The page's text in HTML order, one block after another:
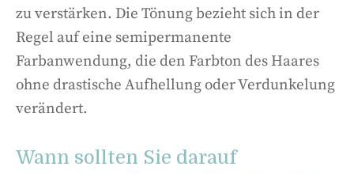
zu verstärken. Die Tönung bezieht sich in der
Regel auf eine semipermanente
Farbanwendung, die den Farbton des Haares
ohne drastische Aufhellung oder Verdunkelung
verändert.
Wann sollten Sie darauf